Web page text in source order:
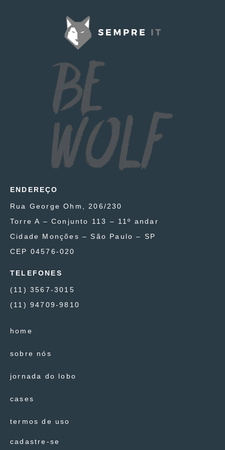
ENDEREÇO
Rua George Ohm, 206/230
Torre A – Conjunto 113 – 11º andar
Cidade Monções – São Paulo – SP
CEP 04576-020
TELEFONES
(11) 3567-3015
(11) 94709-9810
home
sobre nós
jornada do lobo
cases
termos de uso
cadastre-se